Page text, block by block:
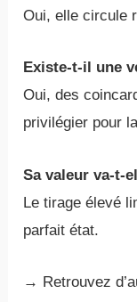
Oui, elle circule
Existe-t-il une
Oui, des
privilégier pour
Sa valeur va-t-
Le tirage élevé
parfait état.
→ Retrouvez